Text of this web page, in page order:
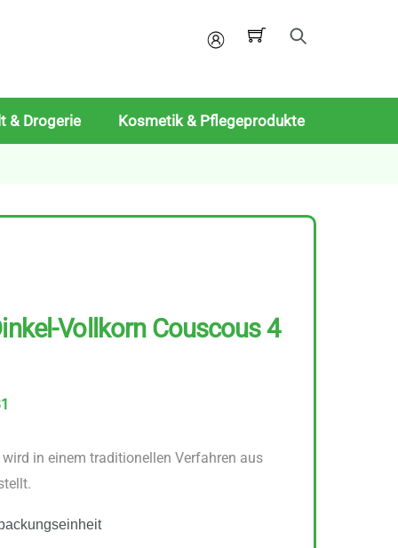
Mein
& Drogerie Kosmetik & Pflegeprodukte
Vollkorn Couscous 4
in einem traditionellen Verfahren aus